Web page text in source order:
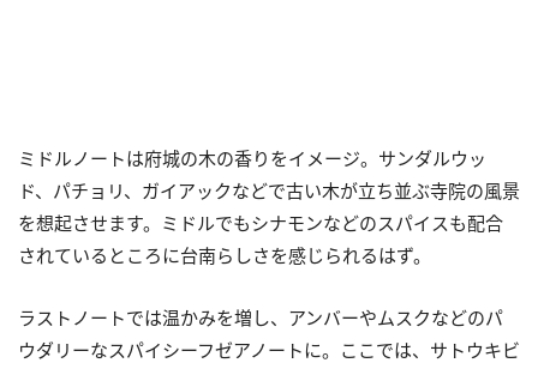
ミドルノートは府城の木の香りをイメージ。サンダルウッ
ド、パチョリ、ガイアックなどで古い木が立ち並ぶ寺院の風景
を想起させます。ミドルでもシナモンなどのスパイスも配合
されているところに台南らしさを感じられるはず。
ラストノートでは温かみを増し、アンバーやムスクなどのパ
ウダリーなスパイシーフゼアノートに。ここでは、サトウキビ